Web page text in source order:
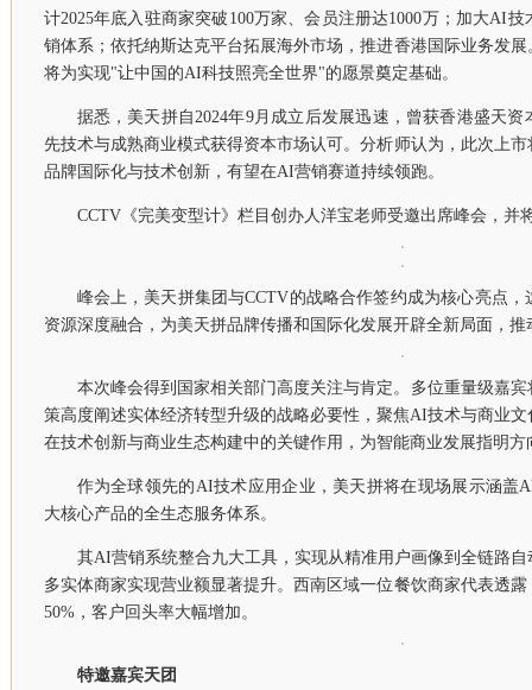
计2025年底入驻商家突破100万家、会员注册达1000万；加大AI
销体系；依托纳斯达克平台拓展海外市场，推进香港国际业务发
将为实现"让中国的AI科技照亮全世界"的愿景奠定基础。
据悉，美天拼自2024年9月成立后发展迅速，曾获香港盛天资
先技术与成熟商业模式获得资本市场认可。分析师认为，此次上
品牌国际化与技术创新，有望在AI营销赛道持续领跑。
CCTV《完美变型计》栏目创办人洋宝老师受邀出席峰会，并
峰会上，美天拼集团与CCTV的战略合作签约成为核心亮点
资源深度融合，为美天拼品牌传播和国际化发展开辟全新局面，
本次峰会得到国家相关部门高度关注与肯定。多位重量级嘉
策高度阐述实体经济转型升级的战略必要性，聚焦AI技术与商业
在技术创新与商业生态构建中的关键作用，为智能商业发展指明方
作为全球领先的AI技术应用企业，美天拼将在现场展示涵盖
大核心产品的全生态服务体系。
其AI营销系统整合九大工具，实现从精准用户画像到全链路
多实体商家实现营业额显著提升。西南区域一位餐饮商家代表透
50%，客户回头率大幅增加。
特邀嘉宾天团